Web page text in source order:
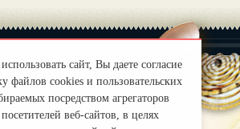
|
Правила
сайт, Вы даете согласие
файлов cookies и пользовательских
посредством агрегаторов
веб-сайтов, в целях